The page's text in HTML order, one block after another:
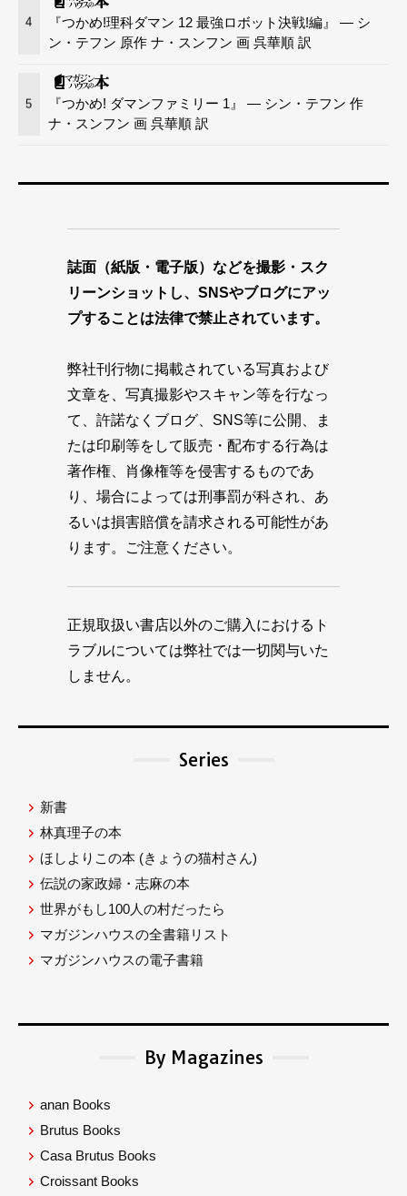
4
『つかめ!理科ダマン 12 最強ロボット決戦!編』 — シ
ン・テフン 原作 ナ・スンフン 画 呉華順 訳
5
『つかめ! ダマンファミリー 1』 — シン・テフン 作
ナ・スンフン 画 呉華順 訳
誌面（紙版・電子版）などを撮影・スク
リーンショットし、SNSやブログにアッ
プすることは法律で禁止されています。
弊社刊行物に掲載されている写真および
文章を、写真撮影やスキャン等を行なっ
て、許諾なくブログ、SNS等に公開、ま
たは印刷等をして販売・配布する行為は
著作権、肖像権等を侵害するものであ
り、場合によっては刑事罰が科され、あ
るいは損害賠償を請求される可能性があ
ります。ご注意ください。
正規取扱い書店以外のご購入におけるト
ラブルについては弊社では一切関与いた
しません。
Series
新書
林真理子の本
ほしよりこの本 (きょうの猫村さん)
伝説の家政婦・志麻の本
世界がもし100人の村だったら
マガジンハウスの全書籍リスト
マガジンハウスの電子書籍
By Magazines
anan Books
Brutus Books
Casa Brutus Books
Croissant Books